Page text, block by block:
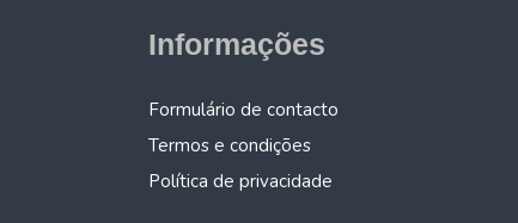
Informações
Formulário de contacto
Termos e condições
Política de privacidade